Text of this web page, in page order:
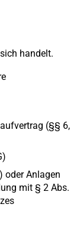
handelt.
(§§ 6,
oder Anlagen
mit § 2 Abs.